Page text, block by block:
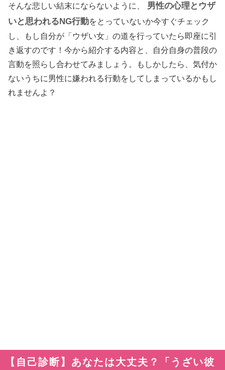
そんな悲しい結末にならないように、
男性の心理とウザ
いと思われるNG行動をとっていないか今すぐチェック
し、もし自分が「ウザい女」の道を行っていたら即座に引
き返すのです！今から紹介する内容と、自分自身の普段の
言動を照らし合わせてみましょう。もしかしたら、気付か
ないうちに男性に嫌われる行動をしてしまっているかもし
れませんよ？
【自己診断】あなたは大丈夫？「うざい彼